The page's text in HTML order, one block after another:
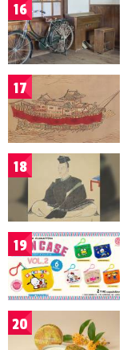
16
17
18
19
20